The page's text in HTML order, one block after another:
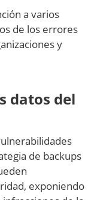
a varios
de los errores
y
datos del
de backups
exponiendo